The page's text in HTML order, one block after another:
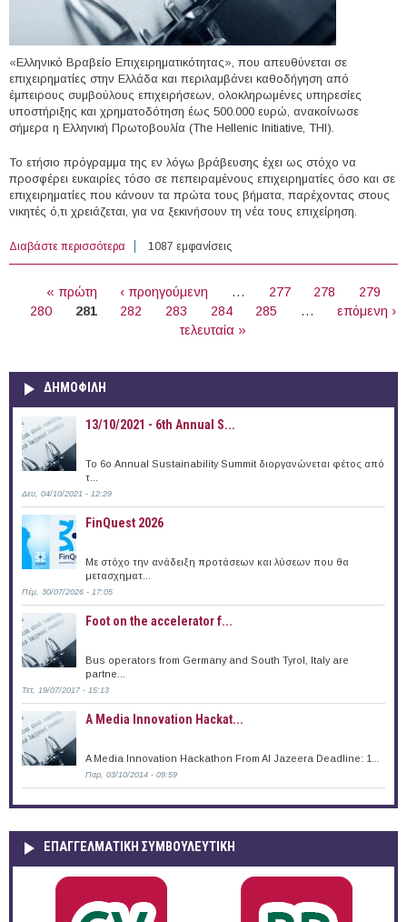
«Ελληνικό Βραβείο Επιχειρηματικότητας», που απευθύνεται σε
επιχειρηματίες στην Ελλάδα και περιλαμβάνει καθοδήγηση από
έμπειρους συμβούλους επιχειρήσεων, ολοκληρωμένες υπηρεσίες
υποστήριξης και χρηματοδότηση έως 500.000 ευρώ, ανακοίνωσε
σήμερα η Ελληνική Πρωτοβουλία (The Hellenic Initiative, THI).
Το ετήσιο πρόγραμμα της εν λόγω βράβευσης έχει ως στόχο να
προσφέρει ευκαιρίες τόσο σε πεπειραμένους επιχειρηματίες όσο και σε
επιχειρηματίες που κάνουν τα πρώτα τους βήματα, παρέχοντας στους
νικητές ό,τι χρειάζεται, για να ξεκινήσουν τη νέα τους επιχείρηση.
Διαβάστε περισσότερα για Το θεσμό «Ελληνικό Βραβείο Επιχειρηματικότητας»
ανακοίνωσε η Ελληνική Πρωτοβουλία
1087 εμφανίσεις
« πρώτη ‹ προηγούμενη … 277 278
279
280
281 282 283 284 285 …
επόμενη ›
τελευταία »
ΔΗΜΟΦΙΛΗ
13/10/2021 - 6th Annual S...
To 6ο Annual Sustainability Summit διοργανώνεται φέτος από
τ...
Δευ, 04/10/2021 - 12:29
FinQuest 2026
Με στόχο την ανάδειξη προτάσεων και λύσεων που θα
μετασχηματ...
Πέμ, 30/07/2026 - 17:05
Foot on the accelerator f...
Bus operators from Germany and South Tyrol, Italy are
partne...
Τετ, 19/07/2017 - 15:13
A Media Innovation Hackat...
A Media Innovation Hackathon From Al Jazeera Deadline: 1...
Παρ, 03/10/2014 - 09:59
ΕΠΑΓΓΕΛΜΑΤΙΚΉ ΣΥΜΒΟΥΛΕΥΤΙΚΉ